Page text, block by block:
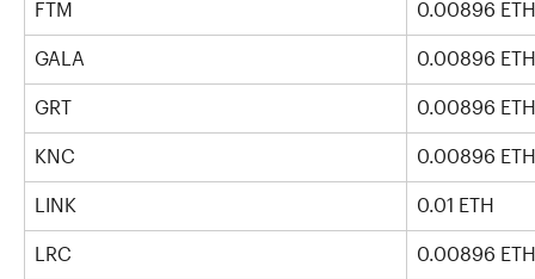
FTM 0.00896 ETH
GALA 0.00896 ETH
GRT 0.00896 ETH
KNC 0.00896 ETH
LINK 0.01 ETH
LRC 0.00896 ETH